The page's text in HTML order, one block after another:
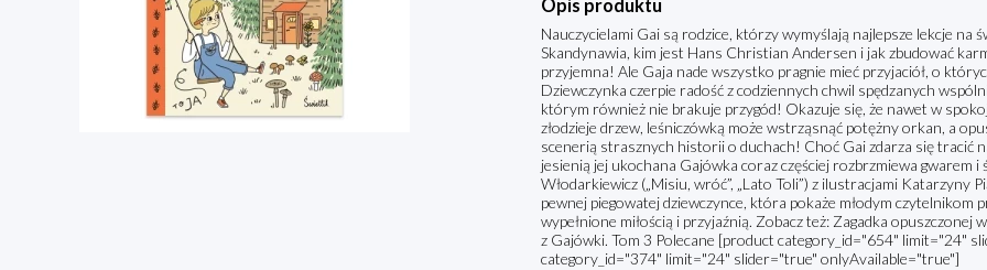
Opis produktu
Nauczycielami Gai są rodzice, którzy wymyślają najlepsze lekcje na
Skandynawia, kim jest Hans Christian Andersen i jak zbudować
przyjemna! Ale Gaja nade wszystko pragnie mieć przyjaciół, o
Dziewczynka czerpie radość z codziennych chwil spędzanych
którym również nie brakuje przygód! Okazuje się, że nawet w
złodzieje drzew, leśniczówką może wstrząsnąć potężny orkan, a
scenerią strasznych historii o duchach! Choć Gai zdarza się tracić
jesienią jej ukochana Gajówka coraz częściej rozbrzmiewa gwarem
Włodarkiewicz („Misiu, wróć”, „Lato Toli”) z ilustracjami Katarzyny
pewnej piegowatej dziewczynce, która pokaże młodym
wypełnione miłością i przyjaźnią. Zobacz też: Zagadka opuszczonej
z Gajówki. Tom 3 Polecane [product category_id="654" limit="24"
category_id="374" limit="24" slider="true" onlyAvailable="true"]